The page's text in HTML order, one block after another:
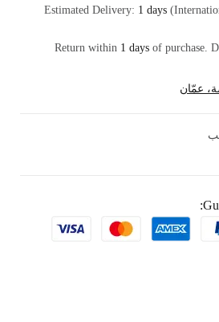
Estimated Delivery: 1 days
Return within 1 days of purchase.
عمّان